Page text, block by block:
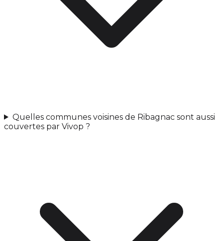
Quelles communes voisines de Ribagnac sont aussi
couvertes par Vivop ?